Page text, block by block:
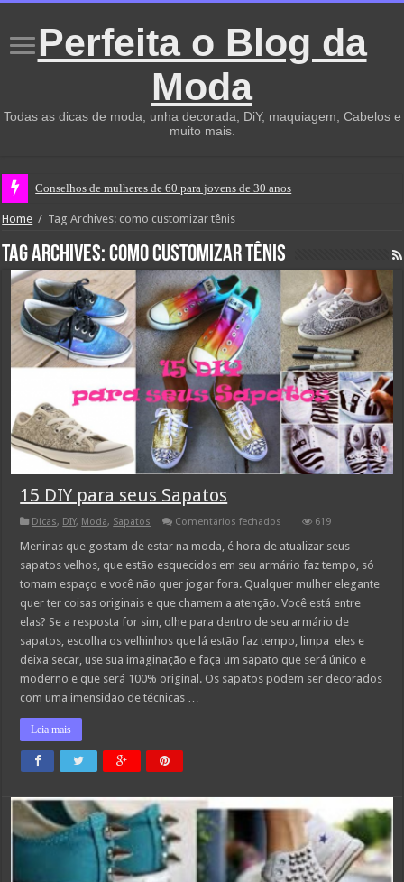
Perfeita o Blog da
Moda
Todas as dicas de moda, unha decorada, DiY, maquiagem, Cabelos e
muito mais.
Conselhos de mulheres de 60 para jovens de 30 anos
Home / Tag Archives: como customizar tênis
Tag Archives:como customizar tênis
15 DIY para seus Sapatos
Dicas, DIY, Moda, Sapatos Comentários fechados
DIY
seus
Sapatos
619
Meninas que gostam de estar na moda, é hora de atualizar seus
sapatos velhos, que estão esquecidos em seu armário faz tempo, só
tomam espaço e você não quer jogar fora. Qualquer mulher elegante
quer ter coisas originais e que chamem a atenção. Você está entre
elas? Se a resposta for sim, olhe para dentro de seu armário de
sapatos, escolha os velhinhos que lá estão faz tempo, limpa eles e
deixa secar, use sua imaginação e faça um sapato que será único e
moderno e que será 100% original. Os sapatos podem ser decorados
com uma imensidão de técnicas …
Leia mais